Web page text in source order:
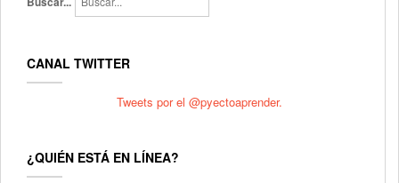
CANAL TWITTER
Tweets por el @pyectoaprender.
¿QUIÉN ESTÁ EN LÍNEA?